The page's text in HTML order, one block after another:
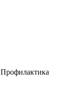
Профилактика